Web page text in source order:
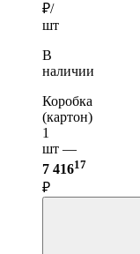
₽/
шт
В
наличии
Коробка
(картон)
1
шт —
7 41617
₽